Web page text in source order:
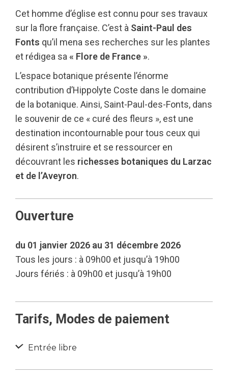
Cet homme d’église est connu pour ses travaux
sur la flore française. C’est à Saint-Paul des
Fonts qu’il mena ses recherches sur les plantes
et rédigea sa « Flore de France ».
L’espace botanique présente l’énorme
contribution d’Hippolyte Coste dans le domaine
de la botanique. Ainsi, Saint-Paul-des-Fonts, dans
le souvenir de ce « curé des fleurs », est une
destination incontournable pour tous ceux qui
désirent s’instruire et se ressourcer en
découvrant les richesses botaniques du Larzac
et de l’Aveyron.
Ouverture
du 01 janvier 2026 au 31 décembre 2026
Tous les jours : à 09h00 et jusqu’à 19h00
Jours fériés : à 09h00 et jusqu’à 19h00
Tarifs, Modes de paiement
Entrée libre